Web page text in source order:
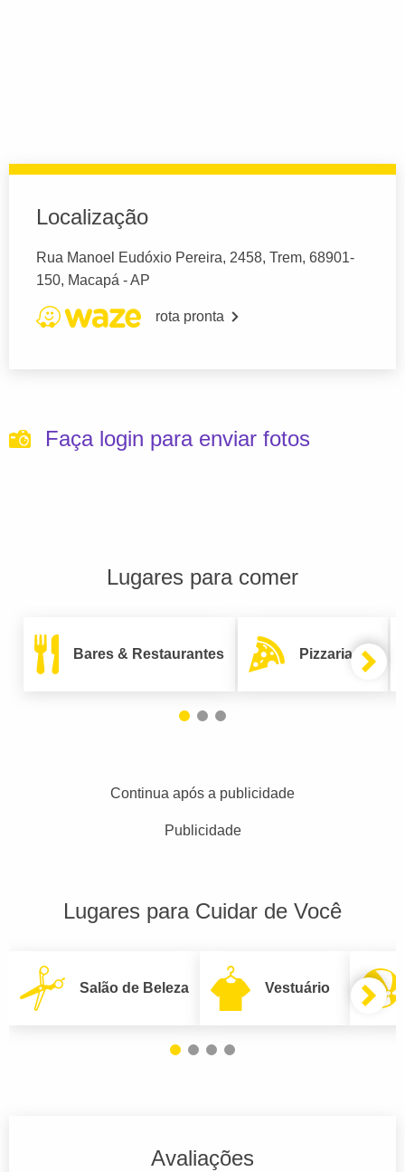
Localização
Rua Manoel Eudóxio Pereira, 2458, Trem, 68901-
150, Macapá - AP
rota pronta
Faça login para enviar fotos
Lugares para comer
Bares & Restaurantes Pizzarias
Continua após a publicidade
Publicidade
Lugares para Cuidar de Você
Salão de Beleza Vestuário
Avaliações